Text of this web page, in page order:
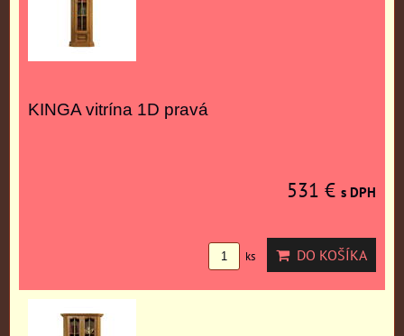
KINGA vitrína 1D pravá
531 € s DPH
ks DO KOŠÍKA